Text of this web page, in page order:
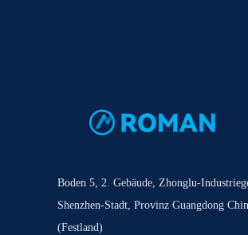
Boden 5, 2. Gebäude, Zhonglu-
Shenzhen-Stadt, Provinz Guangdong
(Festland)